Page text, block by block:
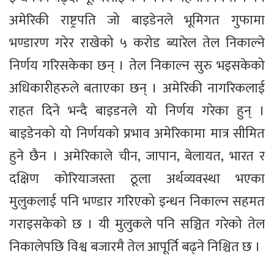
अमेरिकी राष्ट्रपति जो बाइडेनले भूमिगत गुफामा
भण्डारण गरेर राखेको ५ करोड ब्यारेल तेल निकाल्ने
निर्णय गरिसकेका छन् । तेल निकाल्न सुरु भइसकेको
अधिकारीहरुले बताएका छन् । अमेरिकी नागरिकलाई
राहत दिने भन्दै बाइडनले यो निर्णय गरेका हुन् ।
बाइडेनको यो निर्णयको प्रभाव अमेरिकामा मात्र सीमित
हुने छैन । अमेरिकाले चीन, जापान, बेलायत, भारत र
दक्षिण कोरियाजस्ता ठूला अर्थव्यवस्था भएका
मुलुकलाई पनि भण्डार गरिएको इन्धन निकाल्न सहमत
गराइसकेको छ । यी मुलुकले पनि सञ्चित गरेको तेल
निकालेपछि विश्व बजारमै तेल आपूर्ति बढ्ने निश्चित छ ।